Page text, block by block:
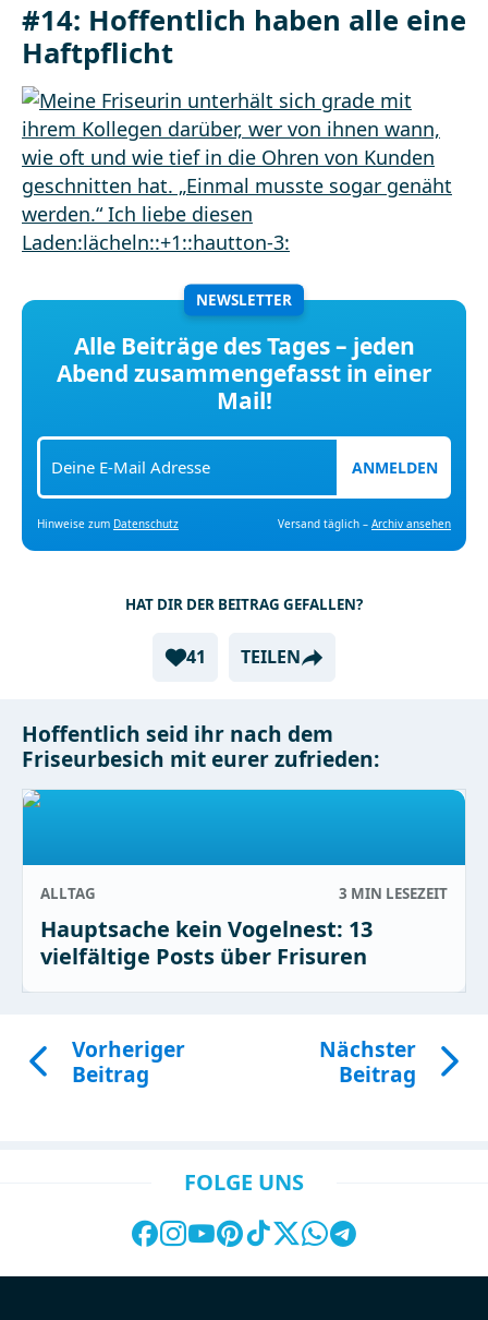
#14: Hoffentlich haben alle eine
Haftpflicht
NEWSLETTER
Alle Beiträge des Tages – jeden
Abend zusammengefasst in einer
Mail!
ANMELDEN
Hinweise zum Datenschutz Versand täglich – Archiv ansehen
HAT DIR DER BEITRAG GEFALLEN?
41 TEILEN
Hoffentlich seid ihr nach dem
Friseurbesich mit eurer zufrieden:
ALLTAG 3 MIN LESEZEIT
Hauptsache kein Vogelnest: 13
vielfältige Posts über Frisuren
Vorheriger
Beitrag
Nächster
Beitrag
FOLGE UNS